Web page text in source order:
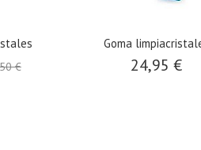
€
Goma
24,95 €